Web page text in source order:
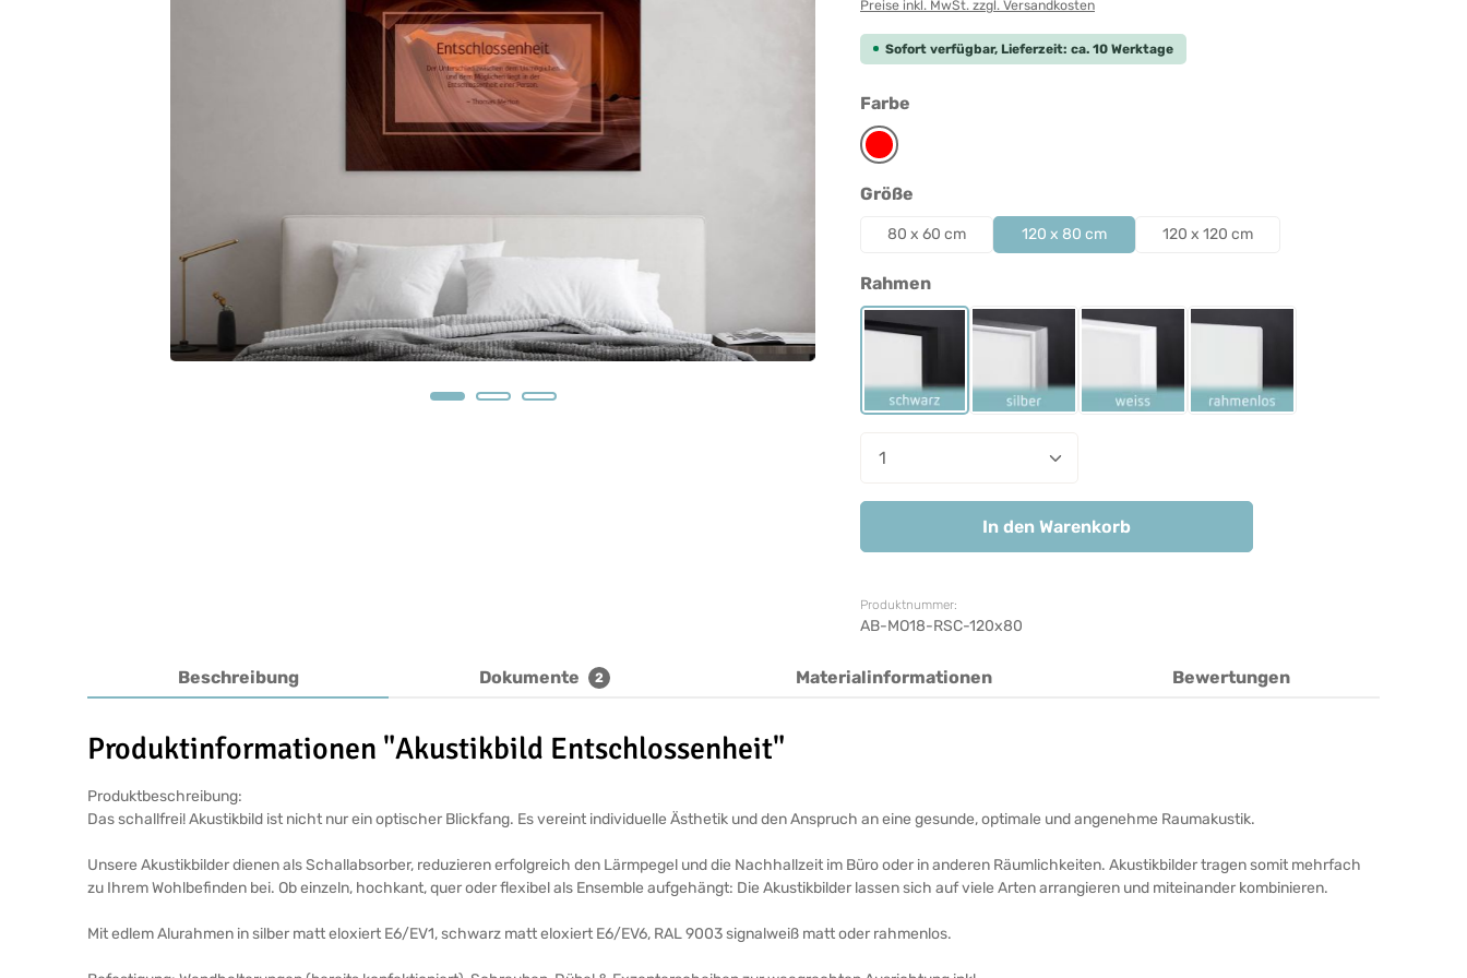
Preise inkl. MwSt. zzgl. Versandkosten
Sofort verfügbar, Lieferzeit: ca. 10 Werktage
Farbe
Rot
Größe
80 x 60 cm 120 x 80 cm 120 x 120 cm
Rahmenauswählen
Produkt Anzahl: Gib den gewünschten Wert ein
In den Warenkorb
Produktnummer:
AB-MO18-RSC-120x80
Beschreibung Dokumente 2 Materialinformationen Bewertungen
Produktinformationen "Akustikbild Entschlossenheit"
Produktbeschreibung:
Das schallfrei! Akustikbild ist nicht nur ein optischer Blickfang. Es vereint individuelle Ästhetik und den Anspruch an eine gesunde, optimale und angenehme Raumakustik.
Unsere Akustikbilder dienen als Schallabsorber, reduzieren erfolgreich den Lärmpegel und die Nachhallzeit im Büro oder in anderen Räumlichkeiten. Akustikbilder tragen somit mehrfach
zu Ihrem Wohlbefinden bei. Ob einzeln, hochkant, quer oder flexibel als Ensemble aufgehängt: Die Akustikbilder lassen sich auf viele Arten arrangieren und miteinander kombinieren.
Mit edlem Alurahmen in silber matt eloxiert E6/EV1, schwarz matt eloxiert E6/EV6, RAL 9003 signalweiß matt oder rahmenlos.